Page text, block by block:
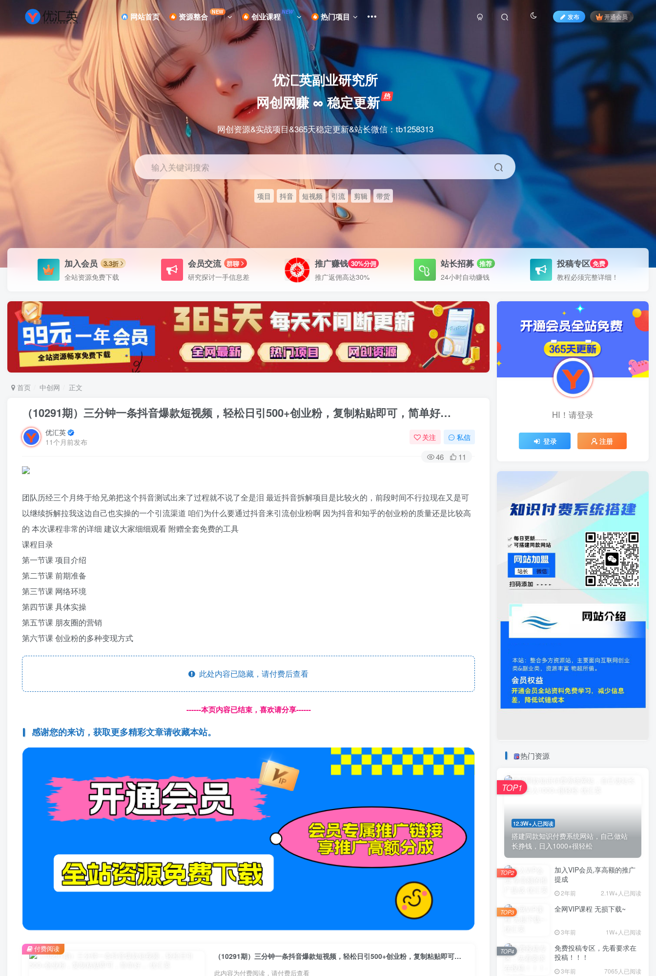
网站首页 资源整合 NEW 创业课程NEW 热门项目 发布 开通会员
优汇英副业研究所
网创网赚 ∞ 稳定更新
网创资源&实战项目&365天稳定更新&站长微信：tb1258313
输入关键词搜索
项目 抖音 短视频 引流 剪辑 带货
加入会员 3.3折
全站资源免费下载
会员交流 群聊
研究探讨一手信息差
推广赚钱 30%分佣
推广返佣高达30%
站长招募 推荐
24小时自动赚钱
投稿专区 免费
教程必须完整详细！
首页 中创网 正文
（10291期）三分钟一条抖音爆款短视频，轻松日引500+创业粉，复制粘贴即可，简单好…
优汇英
11个月前发布
关注 私信
46 11
团队历经三个月终于给兄弟把这个抖音测试出来了过程就不说了全是泪 最近抖音拆解项目是比较火的，前段时间不行拉现在又是可
以继续拆解拉我这边自己也实操的一个引流渠道 咱们为什么要通过抖音来引流创业粉啊 因为抖音和知乎的创业粉的质量还是比较高
的 本次课程非常的详细 建议大家细细观看 附赠全套免费的工具
课程目录
第一节课 项目介绍
第二节课 前期准备
第三节课 网络环境
第四节课 具体实操
第五节课 朋友圈的营销
第六节课 创业粉的多种变现方式
此处内容已隐藏，请付费后查看
------本页内容已结束，喜欢请分享------
感谢您的来访，获取更多精彩文章请收藏本站。
（10291期）三分钟一条抖音爆款短视频，轻松日引500+创业粉，复制粘贴即可，简单好…
此内容为付费阅读，请付费后查看
付费阅读
HI！请登录
登录 注册
热门资源
12.3W+人已阅读
搭建同款知识付费系统网站，自己做站
长挣钱，日入1000+很轻松
TOP1
加入VIP会员,享高额的推广
提成
2年前 2.1W+人已阅读
TOP2
全网VIP课程 无损下载~
3年前 1W+人已阅读
TOP3
免费投稿专区，先看要求在
投稿！！！
3年前 7065人已阅读
TOP4